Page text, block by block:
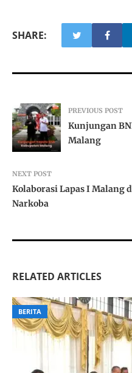
SHARE:
PREVIOUS POST
Kunjungan
Malang
NEXT POST
Kolaborasi Lapas I Malang
Narkoba
RELATED ARTICLES
BERITA